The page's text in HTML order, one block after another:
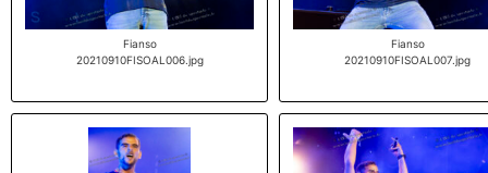
Fianso
20210910FISOAL006.jpg
Fianso
20210910FISOAL007.jpg